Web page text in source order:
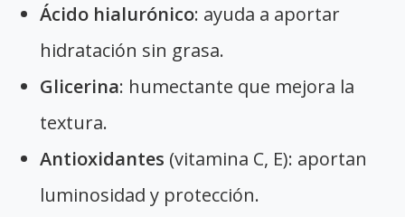
Ácido hialurónico: ayuda a aportar
hidratación sin grasa.
Glicerina: humectante que mejora la
textura.
Antioxidantes (vitamina C, E): aportan
luminosidad y protección.